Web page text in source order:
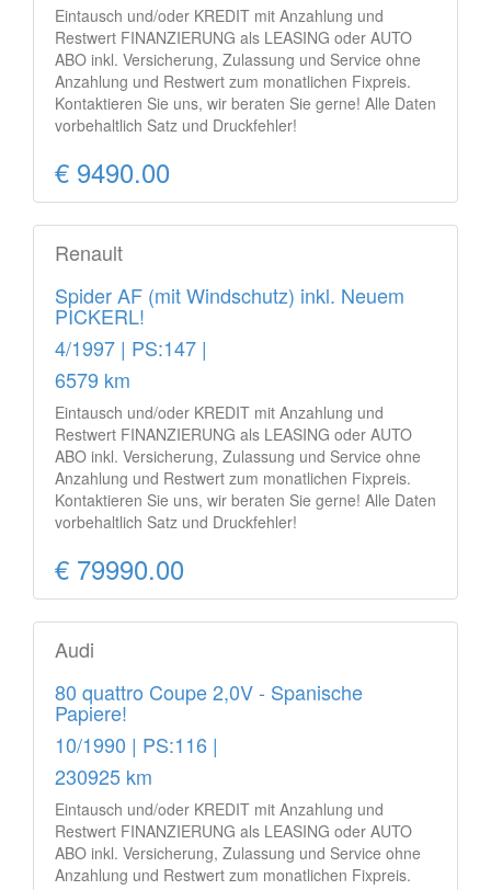
Eintausch und/oder KREDIT mit Anzahlung und
Restwert FINANZIERUNG als LEASING oder AUTO
ABO inkl. Versicherung, Zulassung und Service ohne
Anzahlung und Restwert zum monatlichen Fixpreis.
Kontaktieren Sie uns, wir beraten Sie gerne! Alle Daten
vorbehaltlich Satz und Druckfehler!
€ 9490.00
Renault
Spider AF (mit Windschutz) inkl. Neuem
PICKERL!
4/1997 | PS:147 |
6579 km
Eintausch und/oder KREDIT mit Anzahlung und
Restwert FINANZIERUNG als LEASING oder AUTO
ABO inkl. Versicherung, Zulassung und Service ohne
Anzahlung und Restwert zum monatlichen Fixpreis.
Kontaktieren Sie uns, wir beraten Sie gerne! Alle Daten
vorbehaltlich Satz und Druckfehler!
€ 79990.00
Audi
80 quattro Coupe 2,0V - Spanische
Papiere!
10/1990 | PS:116 |
230925 km
Eintausch und/oder KREDIT mit Anzahlung und
Restwert FINANZIERUNG als LEASING oder AUTO
ABO inkl. Versicherung, Zulassung und Service ohne
Anzahlung und Restwert zum monatlichen Fixpreis.